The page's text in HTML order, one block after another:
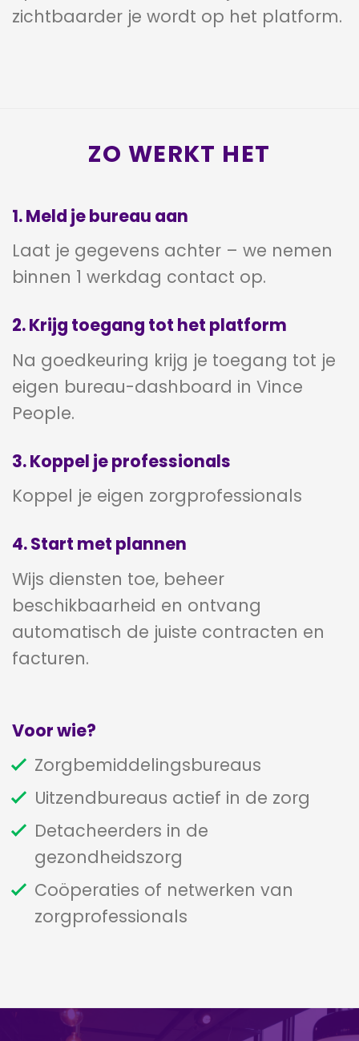
zichtbaarder je wordt op het platform.
ZO WERKT HET
1. Meld je bureau aan
Laat je gegevens achter – we nemen
binnen 1 werkdag contact op.
2. Krijg toegang tot het platform
Na goedkeuring krijg je toegang tot je
eigen bureau-dashboard in Vince
People.
3. Koppel je professionals
Koppel je eigen zorgprofessionals
4. Start met plannen
Wijs diensten toe, beheer
beschikbaarheid en ontvang
automatisch de juiste contracten en
facturen.
Voor wie?
Zorgbemiddelingsbureaus
Uitzendbureaus actief in de zorg
Detacheerders in de
gezondheidszorg
Coöperaties of netwerken van
zorgprofessionals